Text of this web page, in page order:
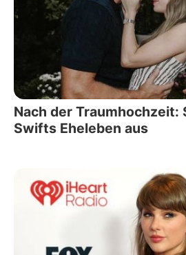
Nach der Traumhochzeit:
Swifts Eheleben aus